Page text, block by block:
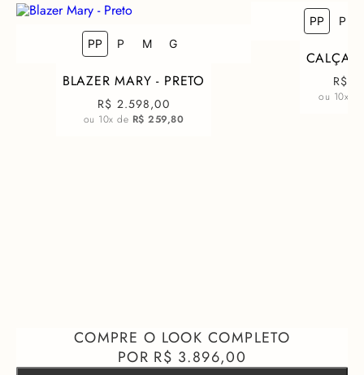
COMO FICA EM MIM?
PP P M G
BLAZER MARY - PRETO
R$ 2.598,00
ou 10x de R$ 259,80
PP P
CALÇA
R$
ou 10x
R$ 3.896,00